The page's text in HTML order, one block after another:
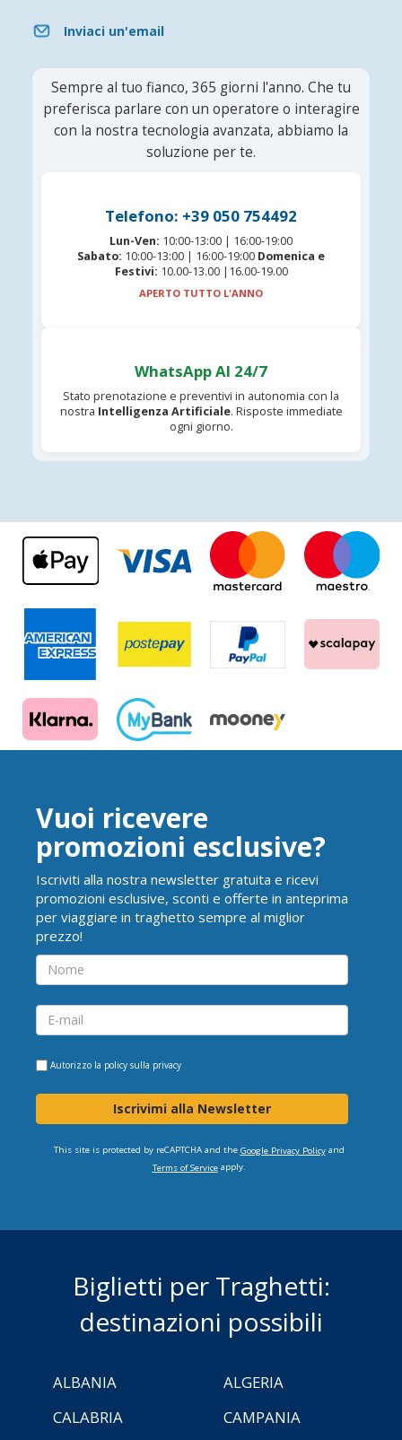
Inviaci un'email
Sempre al tuo fianco, 365 giorni l'anno. Che tu
preferisca parlare con un operatore o interagire
con la nostra tecnologia avanzata, abbiamo la
soluzione per te.
Telefono: +39 050 754492
Lun-Ven: 10:00-13:00 | 16:00-19:00
Sabato: 10:00-13:00 | 16:00-19:00 Domenica e
Festivi: 10.00-13.00 |16.00-19.00
APERTO TUTTO L'ANNO
WhatsApp AI 24/7
Stato prenotazione e preventivi in autonomia con la
nostra Intelligenza Artificiale. Risposte immediate
ogni giorno.
Vuoi ricevere
promozioni esclusive?
Iscriviti alla nostra newsletter gratuita e ricevi
promozioni esclusive, sconti e offerte in anteprima
per viaggiare in traghetto sempre al miglior
prezzo!
Autorizzo la policy sulla privacy
Iscrivimi alla Newsletter
This site is protected by reCAPTCHA and the Google Privacy Policyand
Terms of Serviceapply.
Biglietti per Traghetti:
destinazioni possibili
ALBANIA
ALGERIA
CALABRIA
CAMPANIA